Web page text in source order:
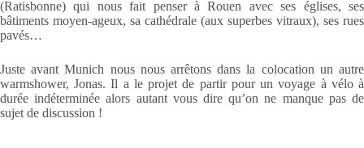
(Ratisbonne) qui nous fait penser à Rouen avec ses églises, ses
bâtiments moyen-ageux, sa cathédrale (aux superbes vitraux), ses rues
pavés…
Juste avant Munich nous nous arrêtons dans la colocation un autre
warmshower, Jonas. Il a le projet de partir pour un voyage à vélo à
durée indéterminée alors autant vous dire qu’on ne manque pas de
sujet de discussion !